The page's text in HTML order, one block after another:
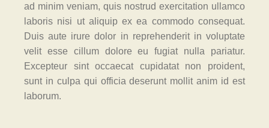
ad minim veniam, quis nostrud exercitation ullamco
laboris nisi ut aliquip ex ea commodo consequat.
Duis aute irure dolor in reprehenderit in voluptate
velit esse cillum dolore eu fugiat nulla pariatur.
Excepteur sint occaecat cupidatat non proident,
sunt in culpa qui officia deserunt mollit anim id est
laborum.